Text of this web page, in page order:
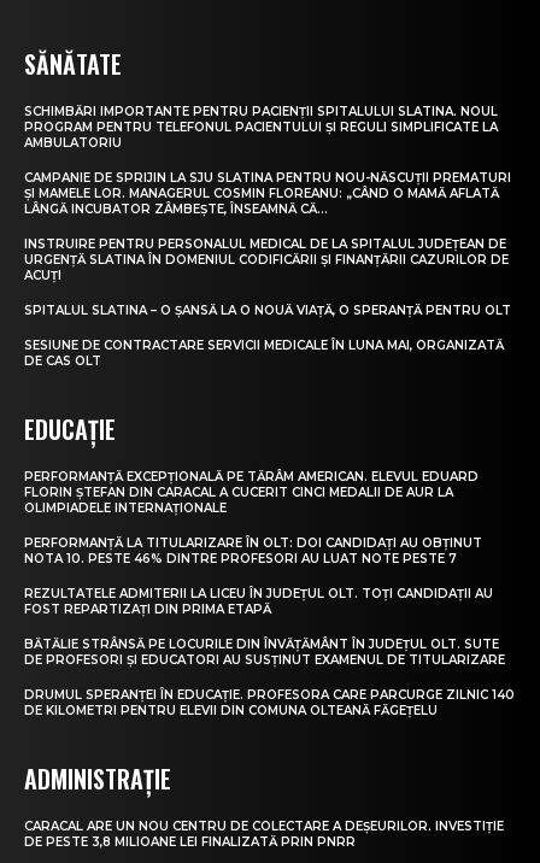
SĂNĂTATE
SCHIMBĂRI IMPORTANTE PENTRU PACIENȚII SPITALULUI SLATINA. NOUL
PROGRAM PENTRU TELEFONUL PACIENTULUI ȘI REGULI SIMPLIFICATE LA
AMBULATORIU
CAMPANIE DE SPRIJIN LA SJU SLATINA PENTRU NOU-NĂSCUȚII PREMATURI
ȘI MAMELE LOR. MANAGERUL COSMIN FLOREANU: „CÂND O MAMĂ AFLATĂ
LÂNGĂ INCUBATOR ZÂMBEȘTE, ÎNSEAMNĂ CĂ...
INSTRUIRE PENTRU PERSONALUL MEDICAL DE LA SPITALUL JUDEȚEAN DE
URGENȚĂ SLATINA ÎN DOMENIUL CODIFICĂRII ȘI FINANȚĂRII CAZURILOR DE
ACUȚI
SPITALUL SLATINA – O ȘANSĂ LA O NOUĂ VIAȚĂ, O SPERANȚĂ PENTRU OLT
SESIUNE DE CONTRACTARE SERVICII MEDICALE ÎN LUNA MAI, ORGANIZATĂ
DE CAS OLT
EDUCAȚIE
PERFORMANȚĂ EXCEPȚIONALĂ PE TĂRÂM AMERICAN. ELEVUL EDUARD
FLORIN ȘTEFAN DIN CARACAL A CUCERIT CINCI MEDALII DE AUR LA
OLIMPIADELE INTERNAȚIONALE
PERFORMANȚĂ LA TITULARIZARE ÎN OLT: DOI CANDIDAȚI AU OBȚINUT
NOTA 10. PESTE 46% DINTRE PROFESORI AU LUAT NOTE PESTE 7
REZULTATELE ADMITERII LA LICEU ÎN JUDEȚUL OLT. TOȚI CANDIDAȚII AU
FOST REPARTIZAȚI DIN PRIMA ETAPĂ
BĂTĂLIE STRÂNSĂ PE LOCURILE DIN ÎNVĂȚĂMÂNT ÎN JUDEȚUL OLT. SUTE
DE PROFESORI ȘI EDUCATORI AU SUSȚINUT EXAMENUL DE TITULARIZARE
DRUMUL SPERANȚEI ÎN EDUCAȚIE. PROFESORA CARE PARCURGE ZILNIC 140
DE KILOMETRI PENTRU ELEVII DIN COMUNA OLTEANĂ FĂGEȚELU
ADMINISTRAȚIE
CARACAL ARE UN NOU CENTRU DE COLECTARE A DEȘEURILOR. INVESTIȚIE
DE PESTE 3,8 MILIOANE LEI FINALIZATĂ PRIN PNRR